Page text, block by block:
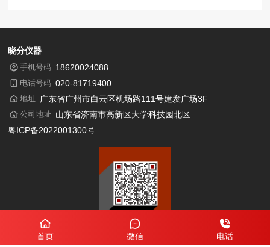
晓分仪器
手机号码 18620024088
电话号码 020-81719400
地址 广东省广州市白云区机场路111号建发广场3F
公司地址 山东省济南市高新区大学科技园北区
粤ICP备2022001300号
微信扫一扫
咨询仪器报价方案
首页 微信 电话